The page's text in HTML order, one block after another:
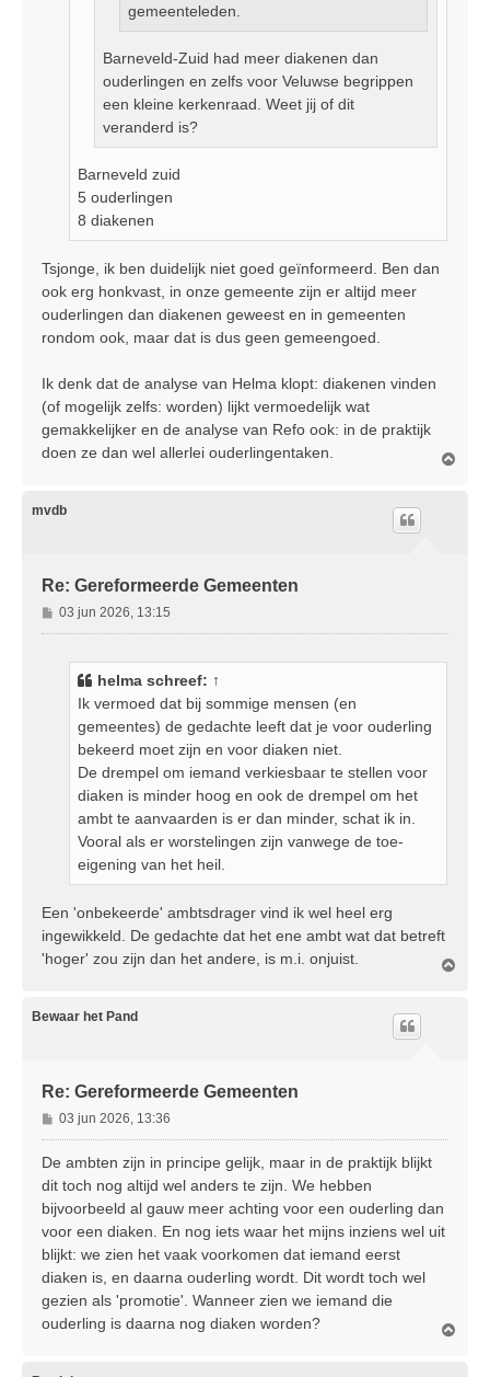
gemeenteleden.
Barneveld-Zuid had meer diakenen dan
ouderlingen en zelfs voor Veluwse begrippen
een kleine kerkenraad. Weet jij of dit
veranderd is?
Barneveld zuid
5 ouderlingen
8 diakenen
Tsjonge, ik ben duidelijk niet goed geïnformeerd. Ben dan
ook erg honkvast, in onze gemeente zijn er altijd meer
ouderlingen dan diakenen geweest en in gemeenten
rondom ook, maar dat is dus geen gemeengoed.
Ik denk dat de analyse van Helma klopt: diakenen vinden
(of mogelijk zelfs: worden) lijkt vermoedelijk wat
gemakkelijker en de analyse van Refo ook: in de praktijk
doen ze dan wel allerlei ouderlingentaken.
mvdb
Re: Gereformeerde Gemeenten
B
e
03 jun 2026, 13:15
helma schreef: ↑
Ik vermoed dat bij sommige mensen (en
gemeentes) de gedachte leeft dat je voor ouderling
bekeerd moet zijn en voor diaken niet.
De drempel om iemand verkiesbaar te stellen voor
diaken is minder hoog en ook de drempel om het
ambt te aanvaarden is er dan minder, schat ik in.
Vooral als er worstelingen zijn vanwege de toe-
eigening van het heil.
Een 'onbekeerde' ambtsdrager vind ik wel heel erg
ingewikkeld. De gedachte dat het ene ambt wat dat betreft
'hoger' zou zijn dan het andere, is m.i. onjuist.
Bewaar het Pand
Re: Gereformeerde Gemeenten
B
e
r
h
t
03 jun 2026, 13:36
De ambten zijn in principe gelijk, maar in de praktijk blijkt
dit toch nog altijd wel anders te zijn. We hebben
bijvoorbeeld al gauw meer achting voor een ouderling dan
voor een diaken. En nog iets waar het mijns inziens wel uit
blijkt: we zien het vaak voorkomen dat iemand eerst
diaken is, en daarna ouderling wordt. Dit wordt toch wel
gezien als 'promotie'. Wanneer zien we iemand die
ouderling is daarna nog diaken worden?